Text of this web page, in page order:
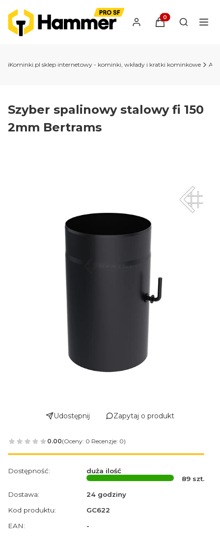
Produkty w
Otwórz
iKominki.pl sklep internetowy - kominki, wkłady i kratki kominkowe
Szyber spalinowy stalowy fi 150
2mm Bertrams
Udostępnij Zapytaj o produkt
0.00(Oceny: 0 Recenzje: 0)
Dostępność:
duża ilość
89 szt.
Dostawa:
24 godziny
Kod produktu:
GC622
EAN:
-